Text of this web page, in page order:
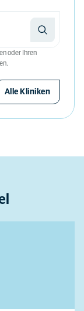
oder Ihren
Alle Kliniken